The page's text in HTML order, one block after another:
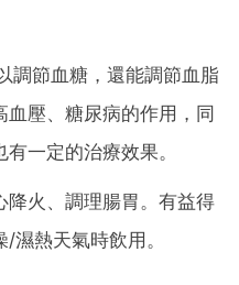
調節血糖，還能調節血脂
壓、糖尿病的作用，同
一定的治療效果。
降火、調理腸胃。有益得
濕熱天氣時飲用。